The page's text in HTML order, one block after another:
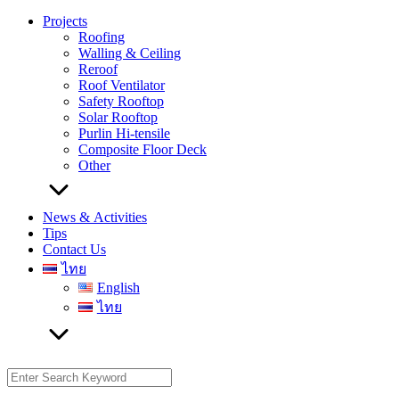
Projects
Roofing
Walling & Ceiling
Reroof
Roof Ventilator
Safety Rooftop
Solar Rooftop
Purlin Hi-tensile
Composite Floor Deck
Other
News & Activities
Tips
Contact Us
ไทย
English
ไทย
Search
for: